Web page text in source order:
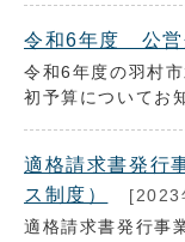
令和6年度 公営
令和6年度の羽村
初予算についてお
適格請求書発行
ス制度）
[2023
適格請求書発行事